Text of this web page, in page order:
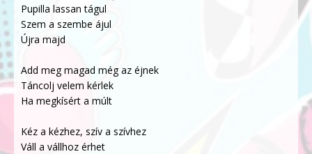
Pupilla lassan tágul
Szem a szembe ájul
Újra majd
Add meg magad még az éjnek
Táncolj velem kérlek
Ha megkísért a múlt
Kéz a kézhez, szív a szívhez
Váll a vállhoz érhet